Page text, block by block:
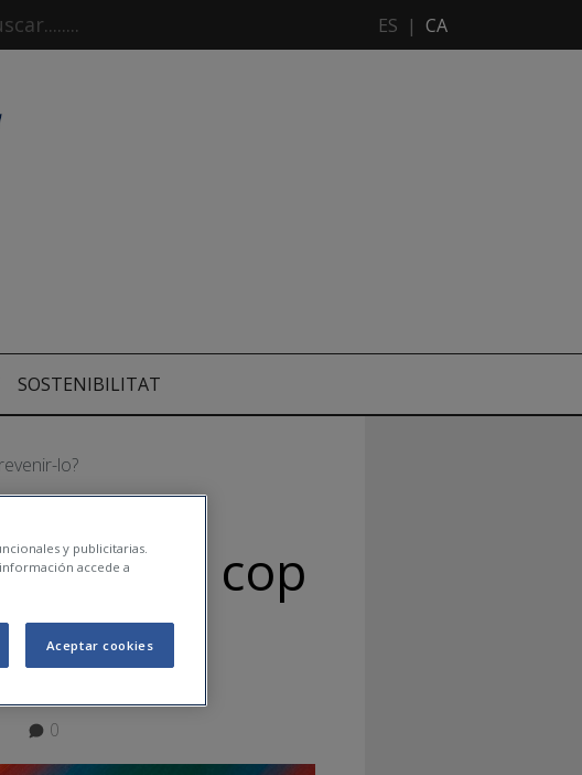
ES | CA
SOSTENIBILITAT
lo?
d'un cop
0
y publicitarias.
accede a
Aceptar cookies